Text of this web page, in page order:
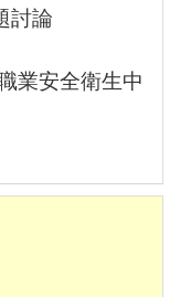
討論
業安全衛生中